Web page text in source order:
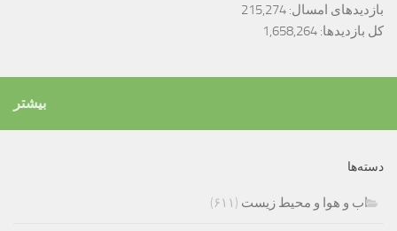
بازدیدهای امسال: 215,274
کل بازدیدها: 1,658,264
بیشتر
دسته‌ها
اب و هوا و محیط زیست (۶۱۱)